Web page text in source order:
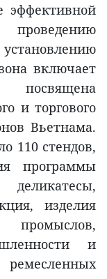
эффективной
проведению
включает
и торгового
Вьетнама.
110 стендов,
программы
изделия
промыслов,
и